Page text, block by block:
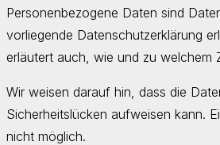
Personenbezogene Daten sind
vorliegende Datenschutzerklärung
erläutert auch, wie und zu welchem
Wir weisen darauf hin, dass die
Sicherheitslücken aufweisen kann.
nicht möglich.